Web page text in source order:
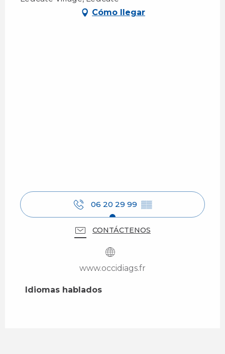
Cómo llegar
06 20 29 99 ▒▒
CONTÁCTENOS
www.occidiags.fr
Idiomas hablados
Idiomas hablados